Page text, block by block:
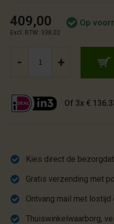
409,00 Op
Excl. BTW: 338,02
- +
Of 3x €
Kies direct de
Gratis verzending met
Ontvang mail met lostijd
Thuiswinkelwaarborg,